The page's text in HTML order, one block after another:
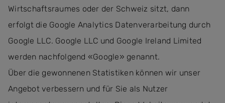
Wirtschaftsraumes oder der Schweiz sitzt, dann
erfolgt die Google Analytics Datenverarbeitung durch
Google LLC. Google LLC und Google Ireland Limited
werden nachfolgend «Google» genannt.
Über die gewonnenen Statistiken können wir unser
Angebot verbessern und für Sie als Nutzer